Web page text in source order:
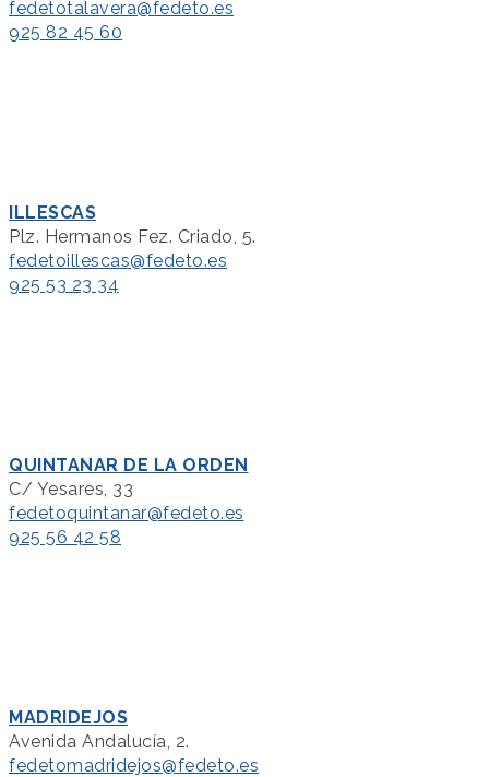
fedetotalavera@fedeto.es
925 82 45 60
ILLESCAS
Plz. Hermanos Fez. Criado, 5.
fedetoillescas@fedeto.es
925 53 23 34
QUINTANAR DE LA ORDEN
C/ Yesares, 33
fedetoquintanar@fedeto.es
925 56 42 58
MADRIDEJOS
Avenida Andalucía, 2.
fedetomadridejos@fedeto.es